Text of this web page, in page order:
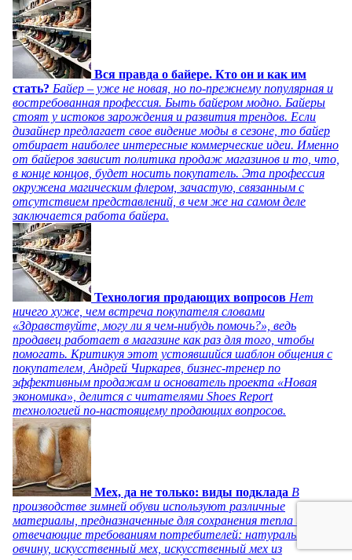
Вся правда о байере. Кто он и как им
стать? Байер – уже не новая, но по-прежнему популярная и
востребованная профессия. Быть байером модно. Байеры
стоят у истоков зарождения и развития трендов. Если
дизайнер предлагает свое видение моды в сезоне, то байер
отбирает наиболее интересные коммерческие идеи. Именно
от байеров зависит политика продаж магазинов и то, что,
в конце концов, будет носить покупатель. Эта профессия
окружена магическим флером, зачастую, связанным с
отсутствием представлений, в чем же на самом деле
заключается работа байера.
Технология продающих вопросов Нет
ничего хуже, чем встреча покупателя словами
«Здравствуйте, могу ли я чем-нибудь помочь?», ведь
продавец работает в магазине как раз для того, чтобы
помогать. Критикуя этот устоявшийся шаблон общения с
покупателем, Андрей Чиркарев, бизнес-тренер по
эффективным продажам и основатель проекта «Новая
экономика», делится с читателями Shoes Report
технологией по-настоящему продающих вопросов.
Мех, да не только: виды подклада В
производстве зимней обуви используют различные
материалы, предназначенные для сохранения тепла и
отвечающие требованиям потребителей: натуральную
овчину, искусственный мех, искусственный мех из